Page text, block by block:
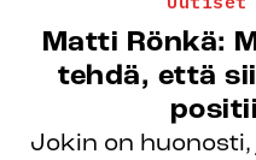
Matti Rönkä:
tehdä, että
Jokin on